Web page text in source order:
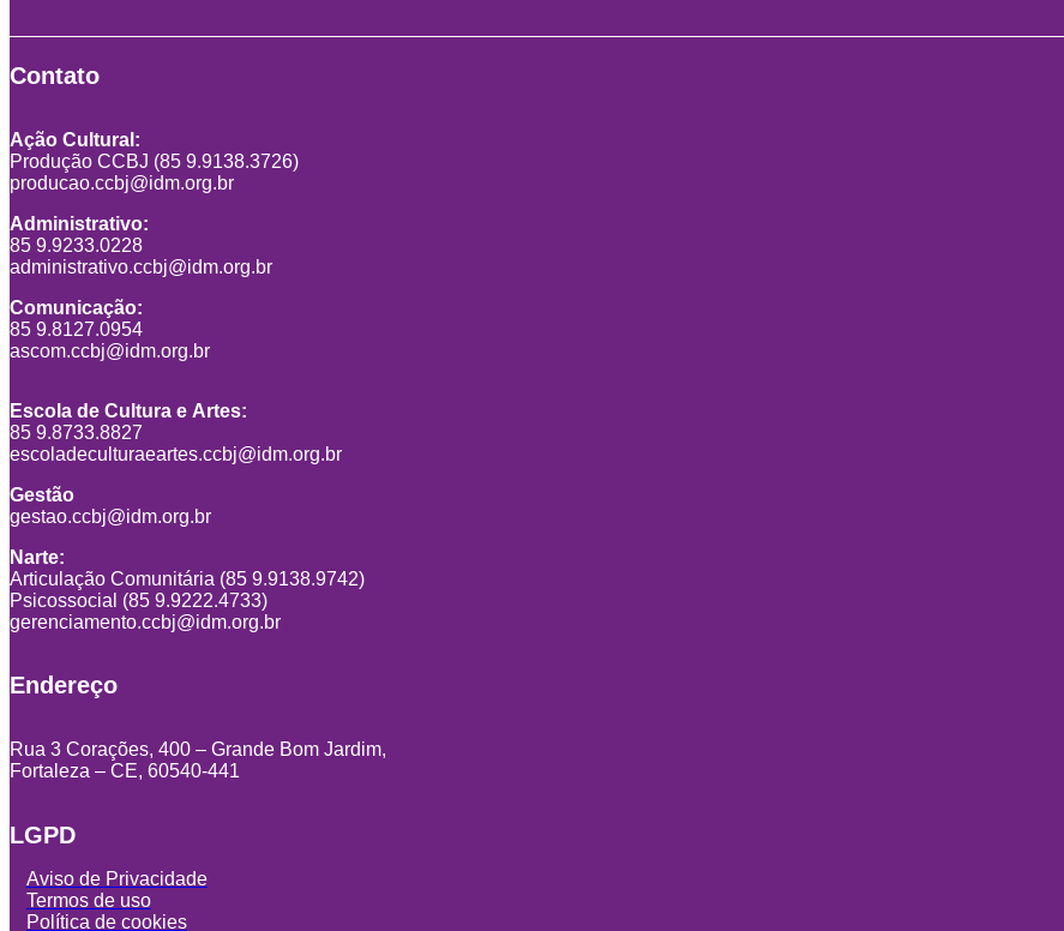
Contato
Ação Cultural:
Produção CCBJ (85 9.9138.3726)
producao.ccbj@idm.org.br
Administrativo:
85 9.9233.0228
administrativo.ccbj@idm.org.br
Comunicação:
85 9.8127.0954
ascom.ccbj@idm.org.br
Escola de Cultura e Artes:
85 9.8733.8827
escoladeculturaeartes.ccbj@idm.org.br
Gestão
gestao.ccbj@idm.org.br
Narte:
Articulação Comunitária (85 9.9138.9742)
Psicossocial (85 9.9222.4733)
gerenciamento.ccbj@idm.org.br
Endereço
Rua 3 Corações, 400 – Grande Bom Jardim,
Fortaleza – CE, 60540-441
LGPD
Aviso de Privacidade
Termos de uso
Política de cookies